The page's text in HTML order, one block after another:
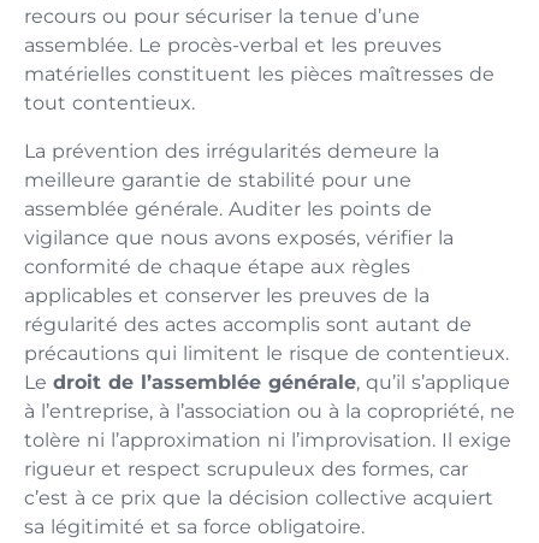
recours ou pour sécuriser la tenue d’une
assemblée. Le procès-verbal et les preuves
matérielles constituent les pièces maîtresses de
tout contentieux.
La prévention des irrégularités demeure la
meilleure garantie de stabilité pour une
assemblée générale. Auditer les points de
vigilance que nous avons exposés, vérifier la
conformité de chaque étape aux règles
applicables et conserver les preuves de la
régularité des actes accomplis sont autant de
précautions qui limitent le risque de contentieux.
Le droit de l’assemblée générale, qu’il s’applique
à l’entreprise, à l’association ou à la copropriété, ne
tolère ni l’approximation ni l’improvisation. Il exige
rigueur et respect scrupuleux des formes, car
c’est à ce prix que la décision collective acquiert
sa légitimité et sa force obligatoire.